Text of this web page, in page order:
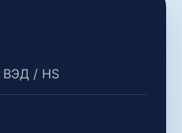
/ HS